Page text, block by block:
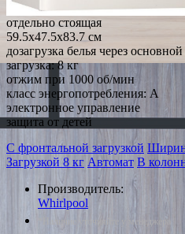
отдельно стоящая
59.5x47.5x83.7 см
дозагрузка белья через
загрузка: 8 кг
отжим при 1000 об/мин
класс энергопотребления: A
электронное управление
защита от детей
С фронтальной загрузкой
Загрузкой 8 кг Автомат В
Производитель:
Whirlpool
*Наличие уточняйте у менеджера